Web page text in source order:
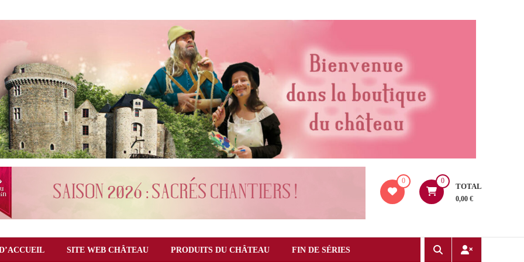
0 0
TOTAL
0,00 €
SITE WEB CHÂTEAU PRODUITS DU CHÂTEAU FIN DE SÉRIES